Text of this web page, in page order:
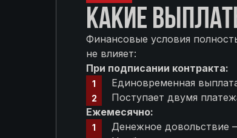
КАКИЕ
Финансовые условия
не влияет:
При подписании контракта:
Единовременная
Поступает двумя
Ежемесячно:
Денежное довольствие